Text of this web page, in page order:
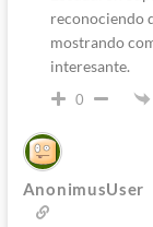
reconociendo
mostrando
interesante.
0
AnonimusUser